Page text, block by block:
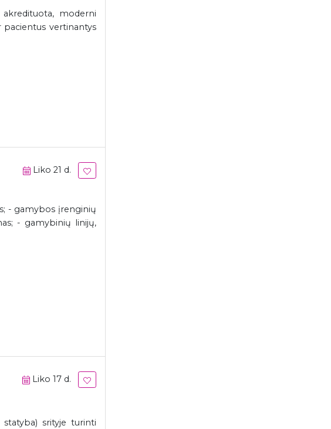
moderni
pacientus vertinantys
Liko 21 d.
- gamybos įrenginių
- gamybinių linijų,
Liko 17 d.
srityje turinti